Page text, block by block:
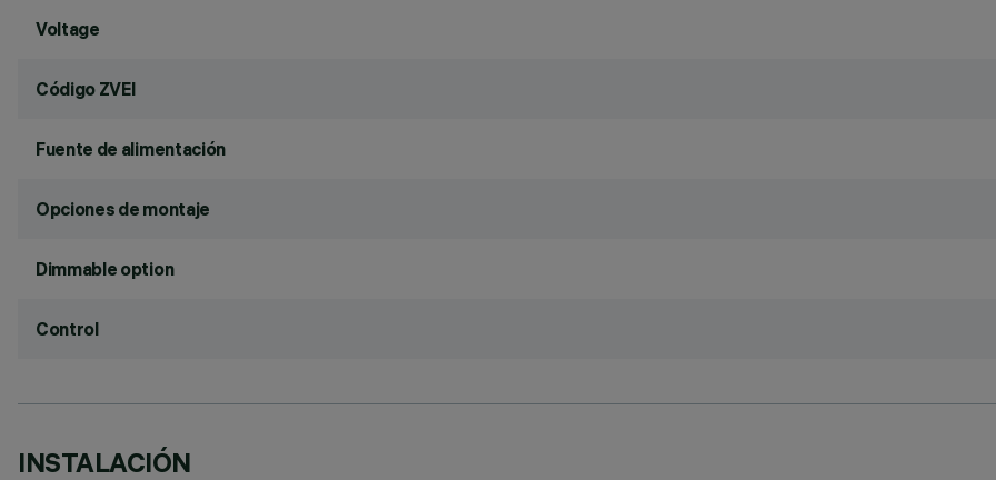
Voltage
Código ZVEI
Fuente de alimentación
Opciones de montaje
Dimmable option
Control
INSTALACIÓN